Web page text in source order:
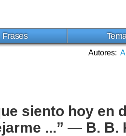
Frases
Autores: A
siento hoy en
...” — B. B.